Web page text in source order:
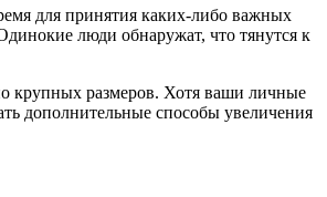
для принятия каких-либо важных
люди обнаружат, что тянутся к
крупных размеров. Хотя ваши личные
дополнительные способы увеличения